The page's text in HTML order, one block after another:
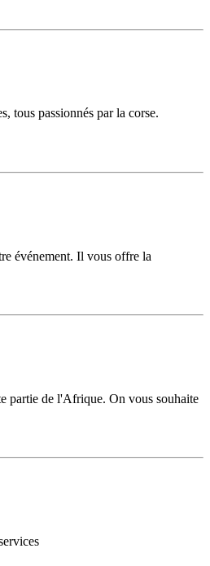
tous passionnés par la corse.
événement. Il vous offre la
partie de l'Afrique. On vous souhaite